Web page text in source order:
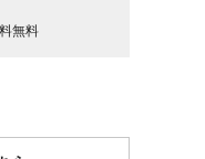
無料